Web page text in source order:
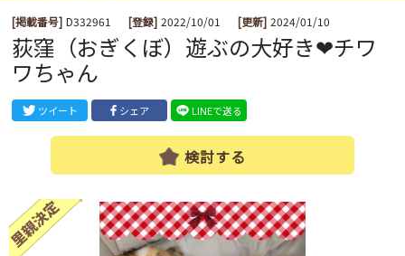
[掲載番号] D332961 [登録] 2022/10/01 [更新] 2024/01/10
荻窪（おぎくぼ）遊ぶの大好き❤チワ
ワちゃん
ツイート シェア LINEで送る
検討する